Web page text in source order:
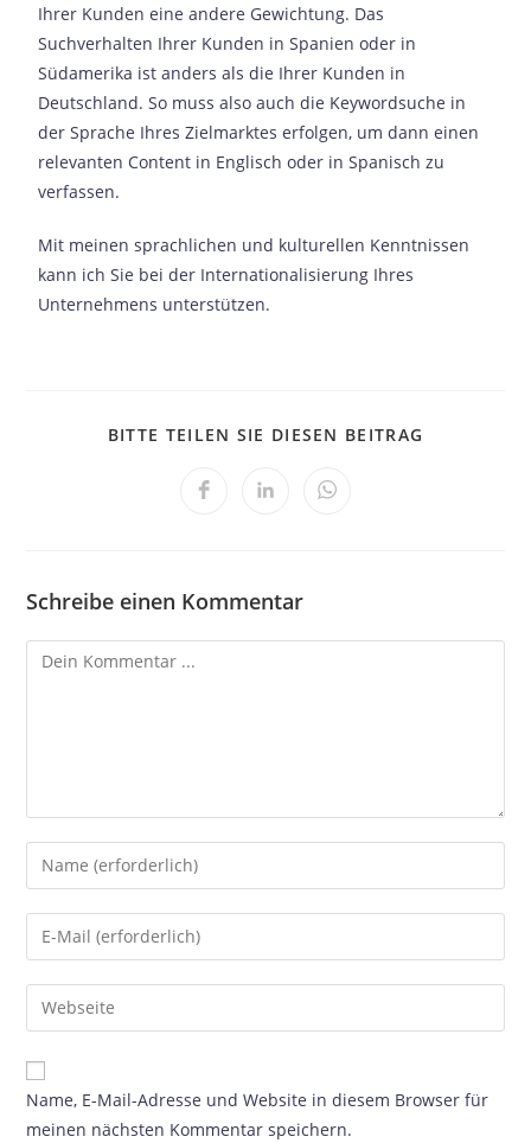
Ihrer Kunden eine andere Gewichtung. Das
Suchverhalten Ihrer Kunden in Spanien oder in
Südamerika ist anders als die Ihrer Kunden in
Deutschland. So muss also auch die Keywordsuche in
der Sprache Ihres Zielmarktes erfolgen, um dann einen
relevanten Content in Englisch oder in Spanisch zu
verfassen.
Mit meinen sprachlichen und kulturellen Kenntnissen
kann ich Sie bei der Internationalisierung Ihres
Unternehmens unterstützen.
BITTE TEILEN SIE DIESEN BEITRAG
Schreibe einen Kommentar
Name, E-Mail-Adresse und Website in diesem Browser für
meinen nächsten Kommentar speichern.